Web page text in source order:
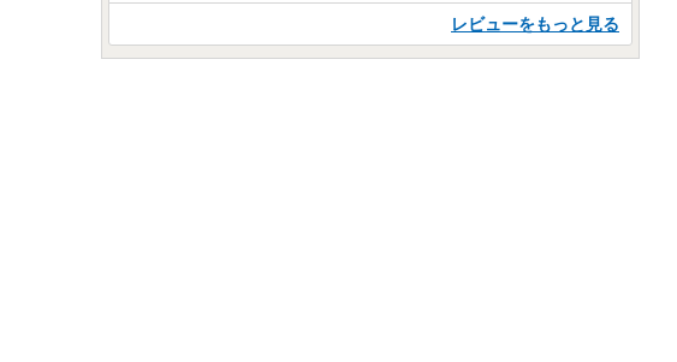
レビューをもっと見る